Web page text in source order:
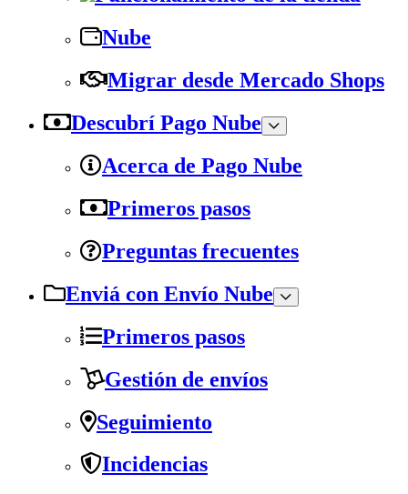
Nube
Migrar desde Mercado Shops
Descubrí Pago Nube
Acerca de Pago Nube
Primeros pasos
Preguntas frecuentes
Enviá con Envío Nube
Primeros pasos
Gestión de envíos
Seguimiento
Incidencias